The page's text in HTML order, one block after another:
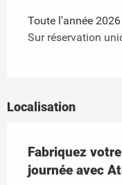
Toute l'année
Sur réservation
Localisation
Fabriquez
journée avec